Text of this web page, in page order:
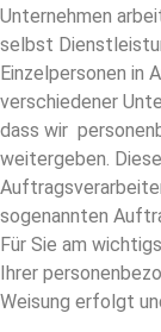
Unternehmen
selbst
Einzelpersonen in
verschiedener
dass wir
weitergeben.
sogenannten
Für Sie am
Ihrer
Weisung erfolgt